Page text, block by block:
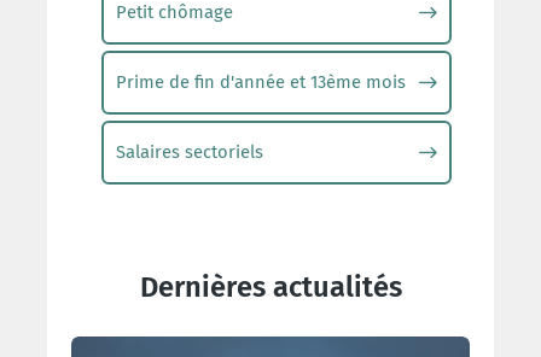
Petit chômage
Prime de fin d'année et 13ème mois
Salaires sectoriels
Dernières actualités